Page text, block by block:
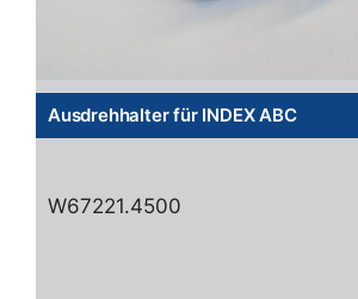
Ausdrehhalter für INDEX ABC
W67221.4500